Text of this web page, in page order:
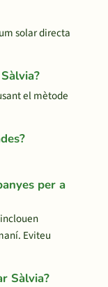
solar directa
el mètode
per a
Eviteu
Sàlvia?